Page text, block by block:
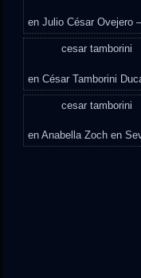
enJulio César Ovejero
cesar tamborini
enCésar Tamborini
cesar tamborini
enAnabella Zoch en